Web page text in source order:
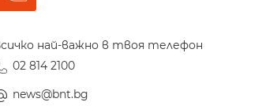
най-важно в твоя телефон
02 814 2100
news@bnt.bg